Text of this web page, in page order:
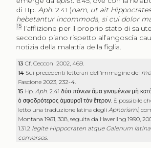
di Hp. Aph. 2.41 (nam, ut ait
hebetantur incommoda, si cui dolor
15 l’afflizione per il proprio stato di
secondo piano rispetto all’angoscia
notizia della malattia della figlia.
13Cf. Cecconi 2002, 469.
14 Sui precedenti letterari dell’immagine del
Fascione 2023, 232-4.
15 Hp. Aph. 2.41δύο πόνων ἅμα γινομένων μὴ
ὁ σφοδρότερος ἀμαυροῖ τὸν ἕτερον . È possibile
letto una traduzione latina degli Aphorismi,
Montana 1961, 308, seguita da Haverling 1990,
1.31.2 legite Hippocraten atque Galenum
conversos.